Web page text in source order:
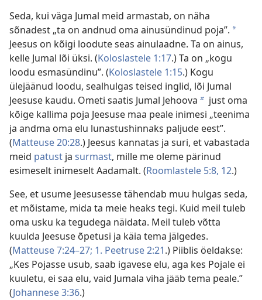
Seda, kui väga Jumal meid armastab, on näha
sõnadest „ta on andnud oma ainusündinud poja”. a
Jeesus on kõigi loodute seas ainulaadne. Ta on ainus,
kelle Jumal lõi üksi. (Koloslastele 1:17.) Ta on „kogu
loodu esmasündinu”. (Koloslastele 1:15.) Kogu
ülejäänud loodu, sealhulgas teised inglid, lõi Jumal
Jeesuse kaudu. Ometi saatis Jumal Jehoova b just oma
kõige kallima poja Jeesuse maa peale inimesi „teenima
ja andma oma elu lunastushinnaks paljude eest”.
(Matteuse 20:28.) Jeesus kannatas ja suri, et vabastada
meid patust ja surmast, mille me oleme pärinud
esimeselt inimeselt Aadamalt. (Roomlastele 5:8, 12.)
See, et usume Jeesusesse tähendab muu hulgas seda,
et mõistame, mida ta meie heaks tegi. Kuid meil tuleb
oma usku ka tegudega näidata. Meil tuleb võtta
kuulda Jeesuse õpetusi ja käia tema jälgedes.
(Matteuse 7:24–27; 1. Peetruse 2:21.) Piiblis öeldakse:
„Kes Pojasse usub, saab igavese elu, aga kes Pojale ei
kuuletu, ei saa elu, vaid Jumala viha jääb tema peale.”
(Johannese 3:36.)